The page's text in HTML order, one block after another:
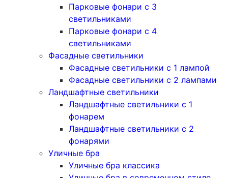
Парковые фонари с 3
светильниками
Парковые фонари с 4
светильниками
Фасадные светильники
Фасадные светильники с 1 лампой
Фасадные светильники c 2 лампами
Ландшафтные светильники
Ландшафтные светильники с 1
фонарем
Ландшафтные светильники с 2
фонарями
Уличные бра
Уличные бра классика